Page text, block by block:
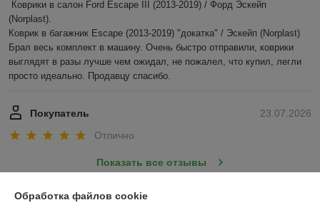
Коврики в салон Ford Escape III (2013-2019) / Форд Эскейп
(Norplast).
Коврик в багажник Escape (2013-2019) "докатка" / Эскейп (Norplast)
Брал весь комплект в машину. Очень быстро отправили, коврики
выглядят в разы лучше чем ожидал, не пожалел, что купил, легли
просто идеально. Продавцу спасибо.
23.07.2026
Покупатель
Отлично
Показать все отзывы
Обработка файлов cookie